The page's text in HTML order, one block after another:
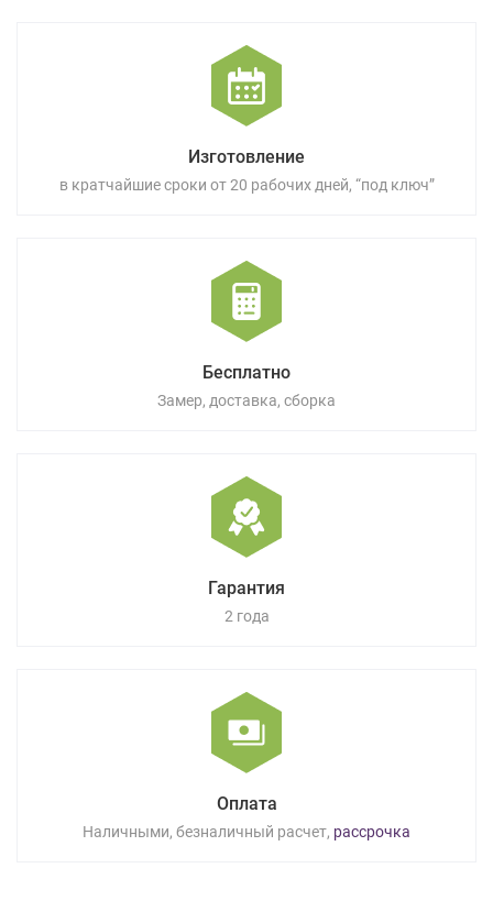
Изготовление
в кратчайшие сроки от 20 рабочих дней, “под ключ”
Бесплатно
Замер, доставка, сборка
Гарантия
2 года
Оплата
Наличными, безналичный расчет, рассрочка